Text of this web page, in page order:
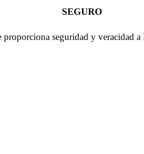
SEGURO
seguridad y veracidad